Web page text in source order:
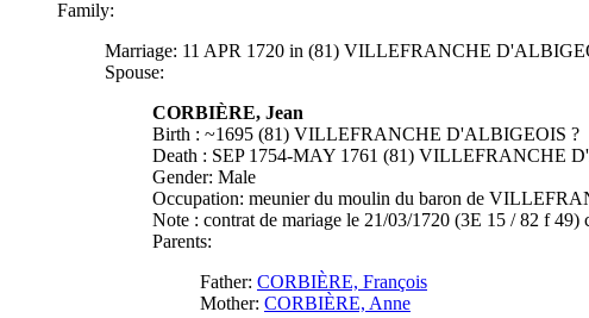
Family:
Marriage: 11 APR 1720 in (81) VILLEFRANCHE
Spouse:
CORBIÈRE, Jean
Birth : ~1695 (81) VILLEFRANCHE D'ALBIGEOIS ?
Death : SEP 1754-MAY 1761 (81) VILLEFRANCHE
Gender: Male
Occupation: meunier du moulin du baron de
Note : contrat de mariage le 21/03/1720 (3E 15 / 82 f
Parents:
Father: CORBIÈRE, François
Mother: CORBIÈRE, Anne